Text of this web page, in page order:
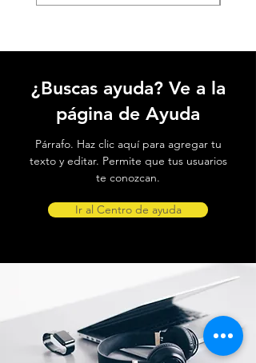
¿Buscas ayuda? Ve a la
página de Ayuda
Párrafo. Haz clic aquí para agregar tu
texto y editar. Permite que tus usuarios
te conozcan.
Ir al Centro de ayuda